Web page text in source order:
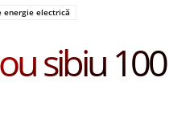
energie electrică
sibiu 100